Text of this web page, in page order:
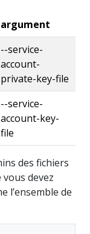
argument
--service-
account-
private-key-file
--service-
account-key-
file
des fichiers
vous devez
l’ensemble de